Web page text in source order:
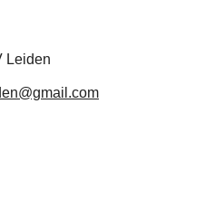
Leiden